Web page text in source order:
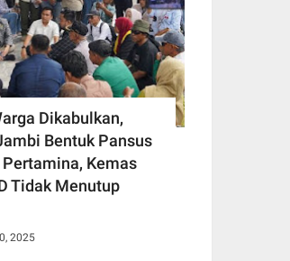
Dikabulkan,
Bentuk Pansus
Kemas
Tidak Menutup
2025